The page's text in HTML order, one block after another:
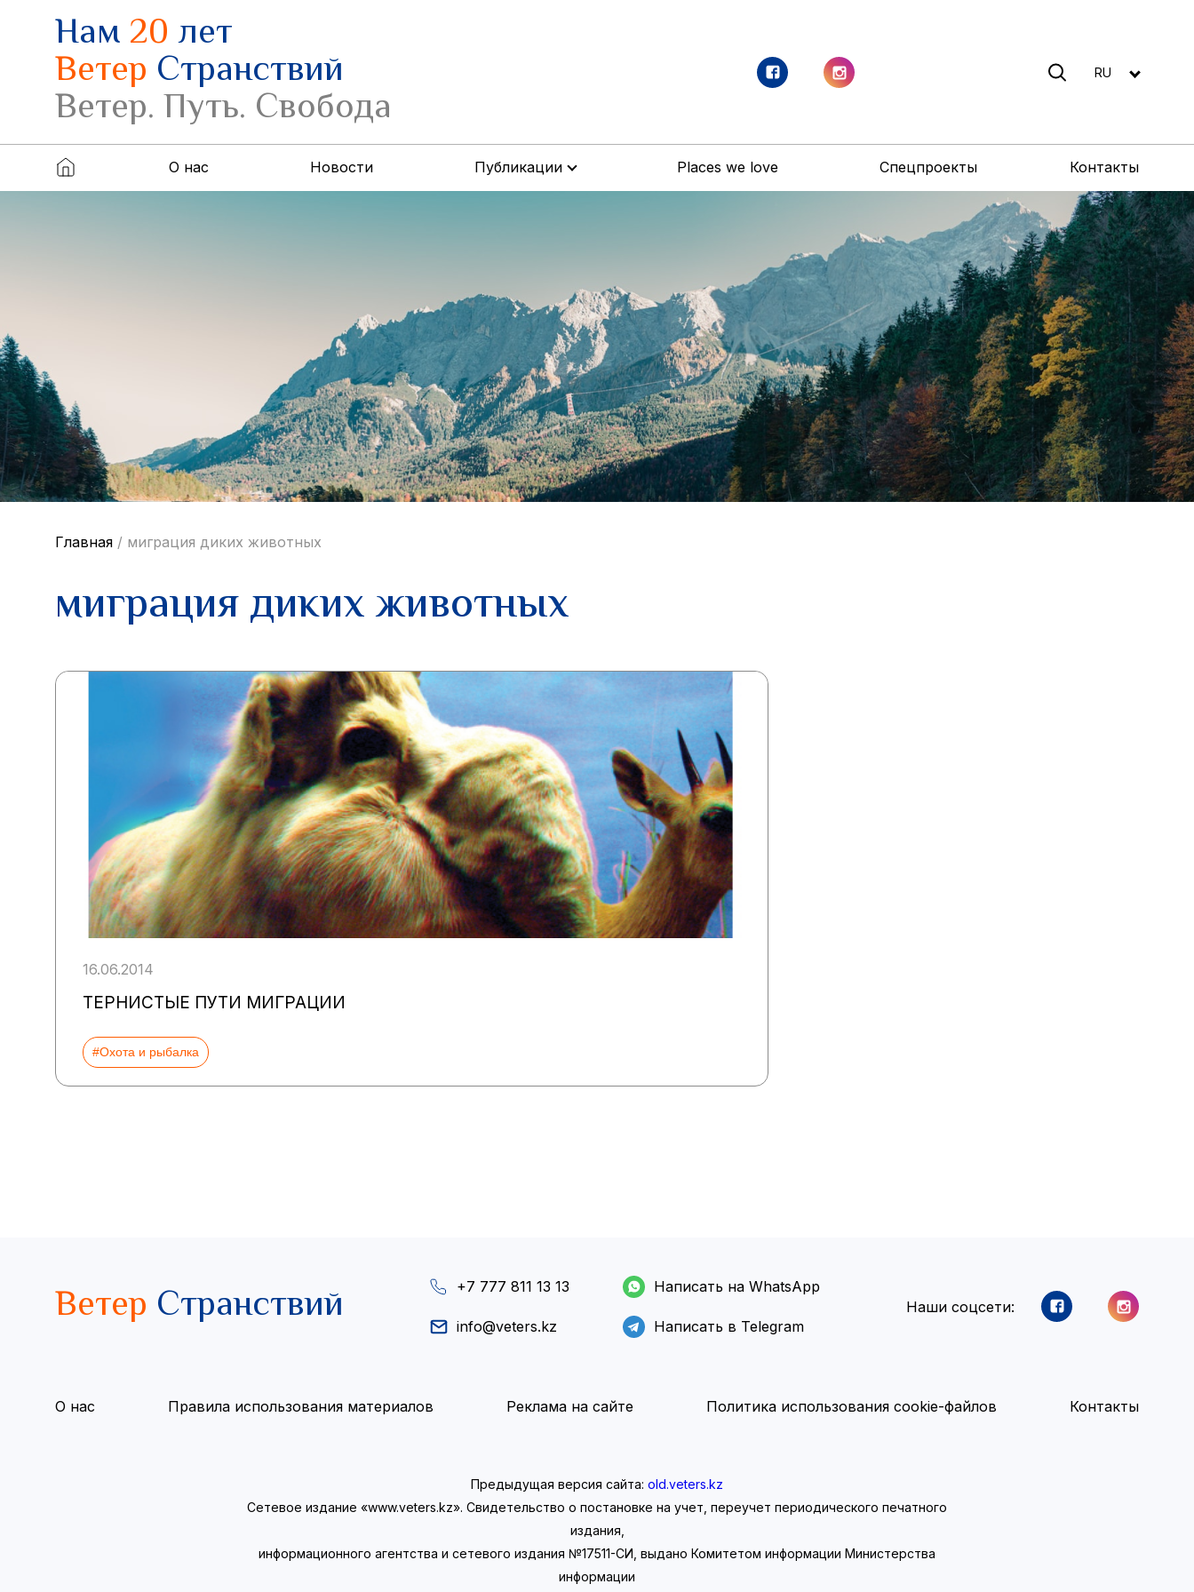
Нам20лет
Ветер Странствий
Ветер. Путь. Свобода
RU
О нас Новости Публикации Places we love Спецпроекты Контакты
Главная / миграция диких животных
миграция диких животных
16.06.2014
ТЕРНИСТЫЕ ПУТИ МИГРАЦИИ
#Охота и рыбалка
Ветер Странствий +7 777 811 13 13
info@veters.kz
Написать на WhatsApp
Написать в Telegram
Наши соцсети:
О нас Правила использования материалов Реклама на сайте Политика использования cookie-файлов Контакты
Предыдущая версия сайта: old.veters.kz
Сетевое издание «www.veters.kz». Свидетельство о постановке на учет, переучет периодического печатного
издания,
информационного агентства и сетевого издания №17511-СИ, выдано Комитетом информации Министерства
информации